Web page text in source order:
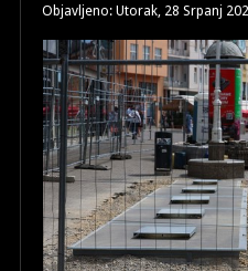
Objavljeno: Utorak, 28 Srpanj